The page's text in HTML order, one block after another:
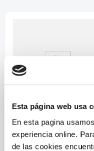
Esta página web usa
En esta pagina
experiencia online.
de las cookies
Correo
Escribir
STJEPAN SEJIC
SUNSTONE BOOK ONE